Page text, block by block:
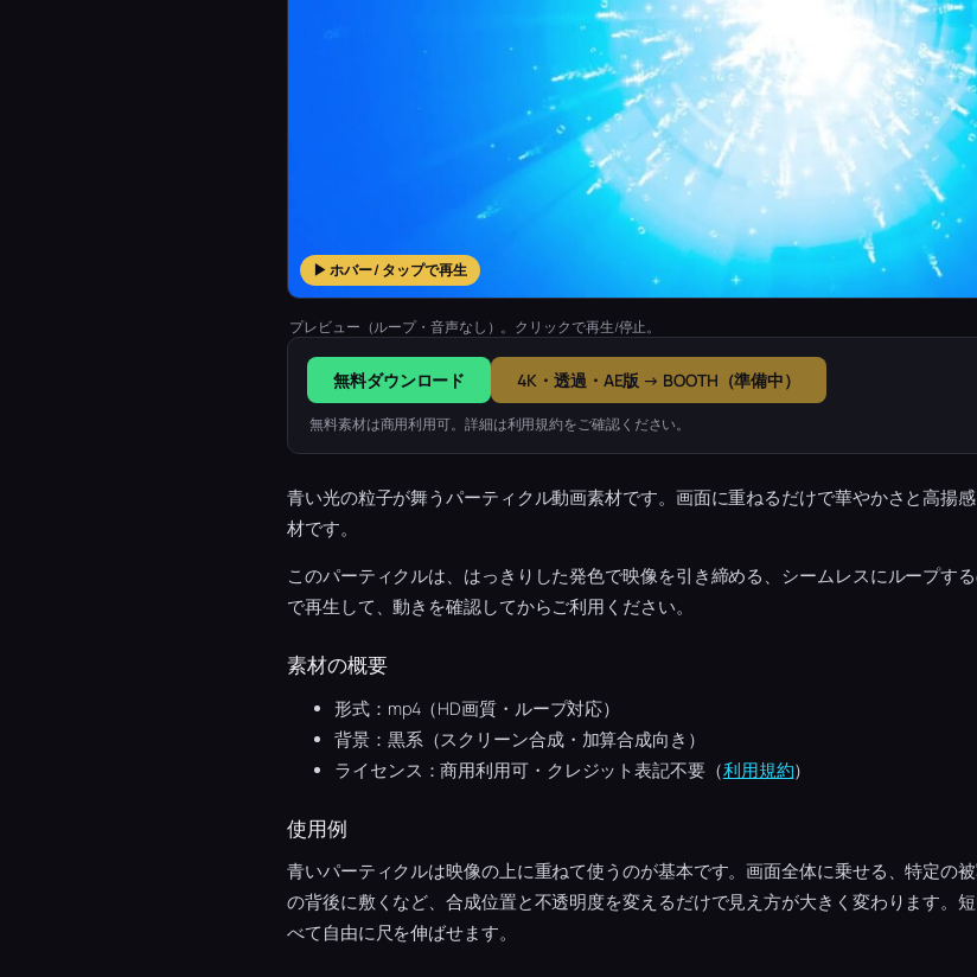
▶ ホバー / タップで再生
プレビュー（ループ・音声なし）。クリックで再生/停止。
無料ダウンロード 4K・透過・AE版 → BOOTH（準備中）
無料素材は商用利用可。詳細は利用規約をご確認ください。
青い光の粒子が舞うパーティクル動画素材です。画面に重ねるだけで華やかさと高揚
材です。
このパーティクルは、はっきりした発色で映像を引き締める、シームレスにループす
で再生して、動きを確認してからご利用ください。
素材の概要
形式：mp4（HD画質・ループ対応）
背景：黒系（スクリーン合成・加算合成向き）
ライセンス：商用利用可・クレジット表記不要（利用規約）
使用例
青いパーティクルは映像の上に重ねて使うのが基本です。画面全体に乗せる、特定の
の背後に敷くなど、合成位置と不透明度を変えるだけで見え方が大きく変わります。
べて自由に尺を伸ばせます。